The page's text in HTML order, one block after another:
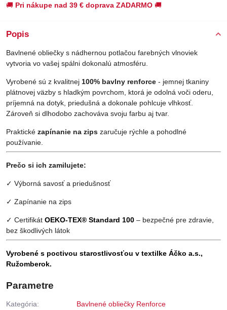
🚚 Pri nákupe nad 39 € doprava ZADARMO 🚚
Popis
Bavlnené obliečky s nádhernou potlačou farebných vlnoviek
vytvoria vo vašej spálni dokonalú atmosféru.
Vyrobené sú z kvalitnej 100% bavlny renforce - jemnej tkaniny
plátnovej väzby s hladkým povrchom, ktorá je odolná voči oderu,
príjemná na dotyk, priedušná a dokonale pohlcuje vlhkosť.
Zároveň si dlhodobo zachováva svoju farbu aj tvar.
Praktické zapínanie na zips zaručuje rýchle a pohodlné
používanie.
Prečo si ich zamilujete:
✓ Výborná savosť a priedušnosť
✓ Zapínanie na zips
✓ Certifikát OEKO-TEX® Standard 100 – bezpečné pre zdravie,
bez škodlivých látok
Vyrobené s poctivou starostlivosťou v textilke Áčko a.s.,
Ružomberok.
Parametre
Kategória: Bavlnené obliečky Renforce